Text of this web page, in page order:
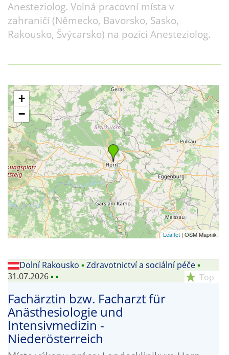
Anesteziolog. Volná pracovní místa v
zahraničí (Německo, Bavorsko, Sasko,
Rakousko, Švýcarsko) na pozici Anesteziolog.
+
−
Leaflet| OSM Mapnik
Dolní Rakousko ▪ Zdravotnictví a sociální péče▪
31.07.2026▪ ▪ star_rate Top
Fachärztin bzw. Facharzt für
Anästhesiologie und
Intensivmedizin -
Niederösterreich